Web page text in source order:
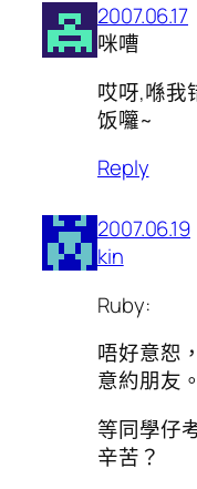
2007.06.17
咪嘈
哎呀,喺我
饭囖~
Reply
2007.06.19
kin
Ruby:
唔好意恕
意約朋友。
等同學仔
辛苦？